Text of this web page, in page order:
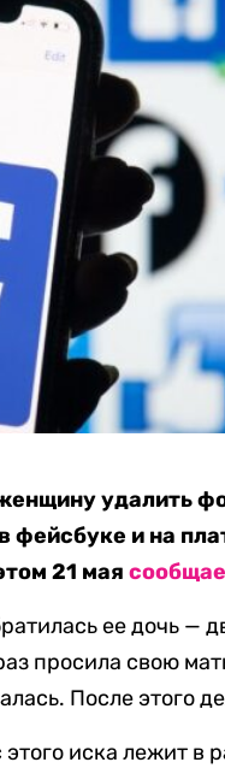
удалить
фейсбуке и на
21 мая
ее дочь —
просила свою
После этого
иска лежит в